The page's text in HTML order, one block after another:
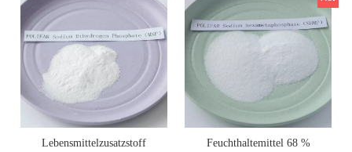
Lebensmittelzusatzstoff
Feuchthaltemittel 68 %